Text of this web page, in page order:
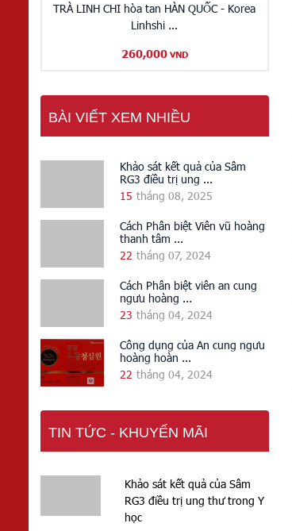
TRÀ LINH CHI hòa tan HÀN QUỐC - Korea
Linhshi ...
260,000 VND
BÀI VIẾT XEM NHIỀU
Khảo sát kết quả của Sâm
RG3 điều trị ung ...
15 tháng 08, 2025
Cách Phân biệt Viên vũ hoàng
thanh tâm ...
22 tháng 07, 2024
Cách Phân biệt viên an cung
ngưu hoàng ...
23 tháng 04, 2024
Công dụng của An cung ngưu
hoàng hoàn ...
22 tháng 04, 2024
TIN TỨC - KHUYẾN MÃI
Khảo sát kết quả của Sâm
RG3 điều trị ung thư trong Y
học